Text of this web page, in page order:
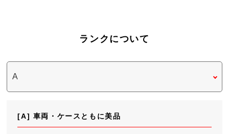
ランクについて
[A] 車両・ケースともに美品